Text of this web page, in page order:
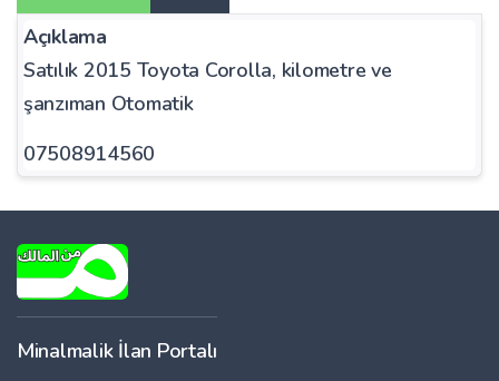
Açıklama
Satılık 2015 Toyota Corolla, kilometre ve
şanzıman Otomatik
07508914560
Minalmalik İlan Portalı